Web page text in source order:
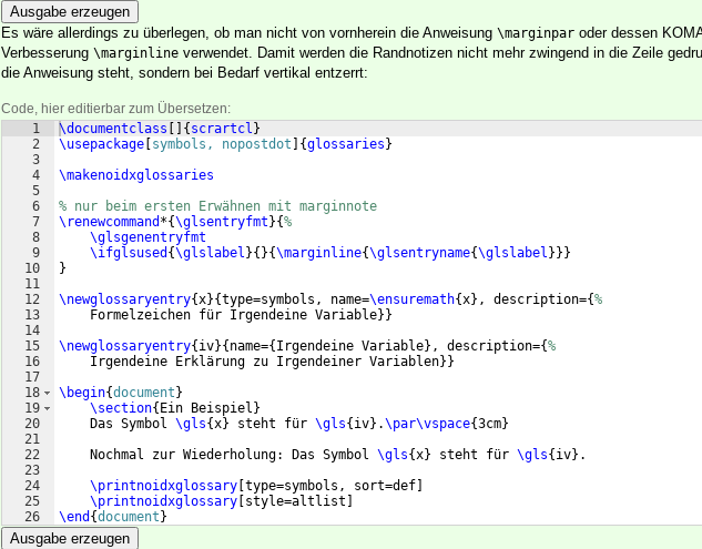
Ausgabe erzeugen
Es wäre allerdings zu überlegen, ob man nicht von vornherein die Anweisung \marginpar oder dessen
Verbesserung \marginline verwendet. Damit werden die Randnotizen nicht mehr zwingend in die Zeile
die Anweisung steht, sondern bei Bedarf vertikal entzerrt:
Code, hier editierbar zum Übersetzen:
1
2
3
4
5
6
7
8
9
10
11
12
13
14
15
16
17
18
19
20
21
22
23
24
25
26
\documentclass { scrartcl }
\usepackage symbols, nopostdot {glossaries }
\makenoidxglossaries
% nur beim ersten Erwähnen mit marginnote
\renewcommand *{\glsentryfmt }{%
\glsgenentryfmt
\ifglsused {\glslabel }{ }{\marginline{\glsentryname{\glslabel }}}
}
\newglossaryentry{x}{type=symbols, name=\ensuremath{x} , description={%
    Formelzeichen für Irgendeine Variable
}}
\newglossaryentry{ iv}{ name={ Irgendeine Variable} , description={%
    Irgendeine Erklärung zu Irgendeiner Variablen
}}
\begin{document }
\section{ Ein Beispiel }
    Das Symbol
\gls{x} steht für \gls{ iv} .\par\vspace{3cm}
    Nochmal zur Wiederholung: Das Symbol
\gls{x} steht für \gls{ iv} .
\printnoidxglossary type=symbols, sort=def
\printnoidxglossary style=altlist
\end {document }
Ausgabe erzeugen